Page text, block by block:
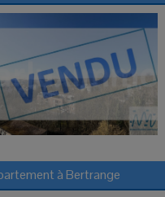
àBertrange